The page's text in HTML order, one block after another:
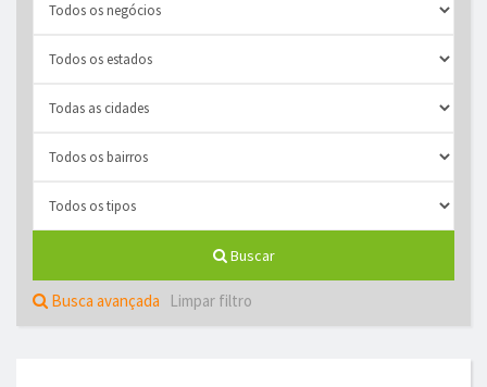
Buscar
Busca avançada Limpar filtro